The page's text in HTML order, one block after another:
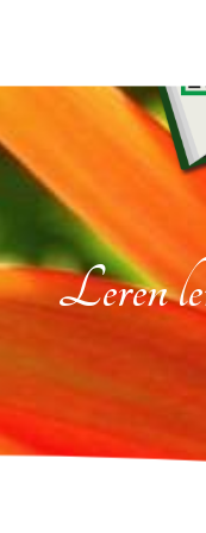
Leren